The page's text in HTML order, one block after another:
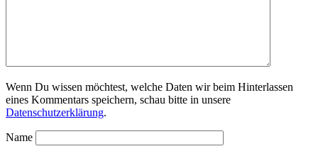
Wenn Du wissen möchtest, welche Daten wir beim Hinterlassen
eines Kommentars speichern, schau bitte in unsere
Datenschutzerklärung.
Name